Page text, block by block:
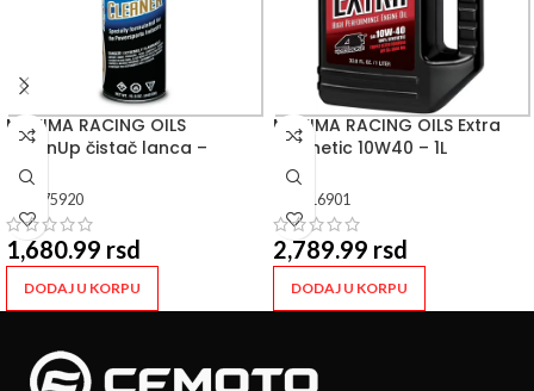
MAXIMA RACING OILS
CleanUp čistač lanca –
507ML
75920
1,680.99 rsd
DODAJ U KORPU
MAXIMA RACING OILS Extra
Synthetic 10W40 – 1L
16901
2,789.99 rsd
DODAJ U KORPU